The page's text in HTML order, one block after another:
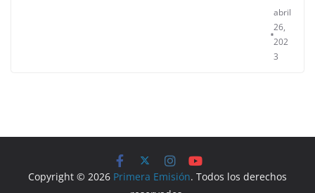
abril
26,
202
3
Copyright © 2026 Primera Emisión. Todos los derechos